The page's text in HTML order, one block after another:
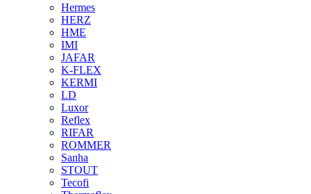
Hermes
HERZ
HME
IMI
JAFAR
K-FLEX
KERMI
LD
Luxor
Reflex
RIFAR
ROMMER
Sanha
STOUT
Tecofi